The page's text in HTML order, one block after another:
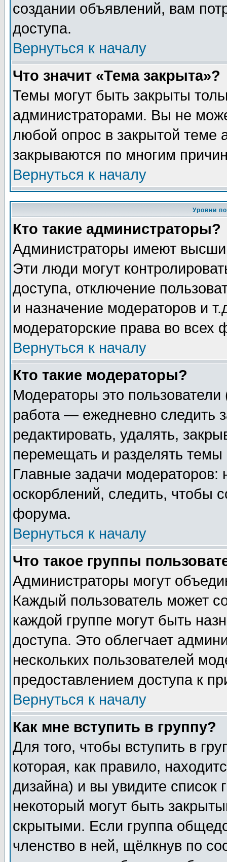
создании объявлений, вам
доступа.
Вернуться к началу
Что значит «Тема закрыта»?
Темы могут быть закрыты
администраторами. Вы не
любой опрос в закрытой теме
закрываются по многим
Вернуться к началу
Уровни
Кто такие администраторы?
Администраторы имеют
Эти люди могут
доступа, отключение
и назначение модераторов и
модераторские права во всех
Вернуться к началу
Кто такие модераторы?
Модераторы это
работа — ежедневно следить
редактировать, удалять,
перемещать и разделять
Главные задачи
оскорблений, следить, чтобы
форума.
Вернуться к началу
Что такое группы
Администраторы могут
Каждый пользователь может
каждой группе могут быть
доступа. Это облегчает
нескольких пользователей
предоставлением доступа к
Вернуться к началу
Как мне вступить в группу?
Для того, чтобы вступить в
которая, как правило,
дизайна) и вы увидите список
некоторый могут быть
скрытыми. Если группа
членство в ней, щёлкнув по